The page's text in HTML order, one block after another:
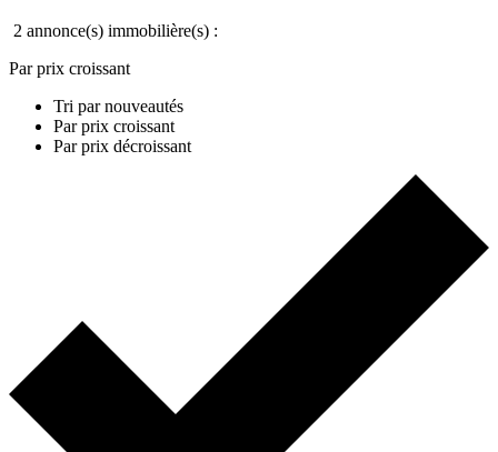
2 annonce(s) immobilière(s) :
Par prix croissant
Tri par nouveautés
Par prix croissant
Par prix décroissant